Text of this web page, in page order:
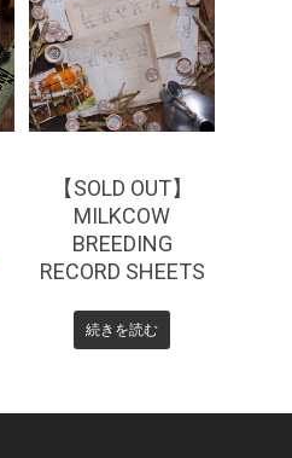
¥550
【SOLD OUT】
MILKCOW
BREEDING
RECORD SHEETS
続きを読む